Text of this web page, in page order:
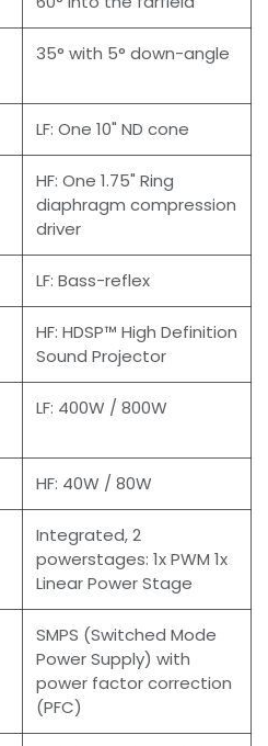
35° with 5° down-angle
LF: One 10" ND cone
HF: One 1.75" Ring
diaphragm compression
driver
LF: Bass-reflex
HF: HDSP™ High Definition
Sound Projector
LF: 400W / 800W
HF: 40W / 80W
Integrated, 2
powerstages: 1x PWM 1x
Linear Power Stage
SMPS (Switched Mode
Power Supply) with
power factor correction
(PFC)